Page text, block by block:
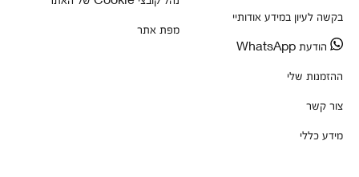
בקשה לעיון במידע אודותיי
הודעת WhatsApp
ההזמנות שלי
צור קשר
מידע כללי
מפת אתר